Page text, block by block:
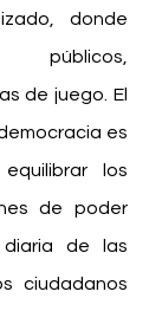
donde
públicos,
de juego. El
es
los
de poder
de las
ciudadanos